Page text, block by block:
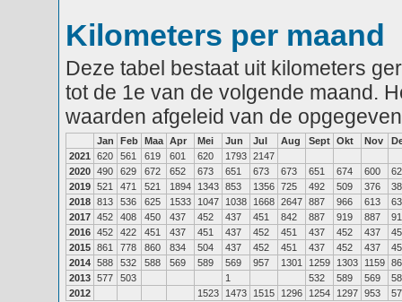
Kilometers per maand
Deze tabel bestaat uit kilometers
tot de 1e van de volgende maand.
waarden afgeleid van de
Jan Feb Maa Apr Mei Jun Jul Aug Sept Okt Nov
2021
620 561 619 601 620 1793 2147
2020 490 629 672 652 673 651 673 673 651 674 600
2019 521 471 521 1894 1343 853 1356 725 492 509 376
2018 813 536 625 1533 1047 1038 1668 2647 887 966 613
2017 452 408 450 437 452 437 451 842 887 919 887
2016 452 422 451 437 451 437 452 451 437 452 437
2015 861 778 860 834 504 437 452 451 437 452 437
2014 588 532 588 569 589 569 957 1301 1259 1303 1159
2013 577 503 1 532 589 569
2012
1523 1473 1515 1296 1254 1297 953